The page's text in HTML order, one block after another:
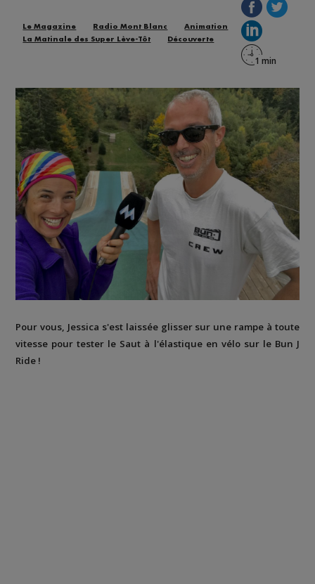
Le Magazine Radio Mont Blanc
Animation
La Matinale des Super Lève-Tôt
Découverte
Pour vous, Jessica s'est laissée glisser sur une rampe à toute
vitesse pour tester le Saut à l'élastique en vélo sur le Bun J
Ride !